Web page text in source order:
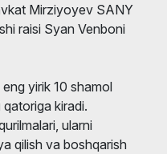
Mirziyoyev SANY
raisi Syan Venboni
yirik 10 shamol
kiradi.
ularni
qilish va boshqarish